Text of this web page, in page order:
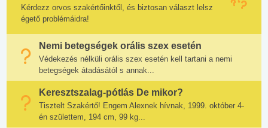
Kérdezz orvos szakértőinktől, és biztosan választ lelsz
égető problémáidra!
Nemi betegségek orális szex esetén
Védekezés nélküli orális szex esetén kell tartani a nemi
betegségek átadásától s annak...
Keresztszalag-pótlás De mikor?
Tisztelt Szakértő! Engem Alexnek hívnak, 1999. október 4-
én születtem, 194 cm, 99 kg...